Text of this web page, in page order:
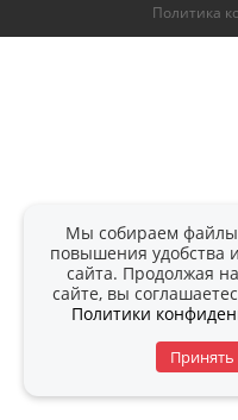
Политика
Мы собираем файлы
повышения удобства
сайта. Продолжая
сайте, вы
Политики
Принять